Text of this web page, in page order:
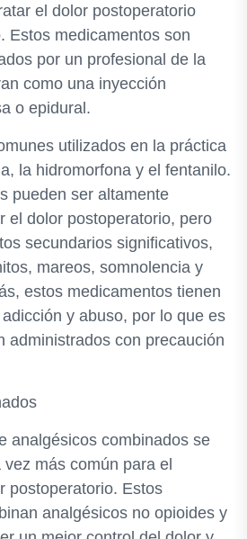
el dolor postoperatorio
Estos medicamentos son
por un profesional de la
como una inyección
o epidural.
utilizados en la práctica
la hidromorfona y el fentanilo.
pueden ser altamente
el dolor postoperatorio, pero
secundarios significativos,
mareos, somnolencia y
estos medicamentos tienen
y abuso, por lo que es
administrados con precaución
analgésicos combinados se
más común para el
postoperatorio. Estos
analgésicos no opioides y